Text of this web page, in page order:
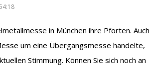
in München ihre Pforten. Auch
um eine Übergangsmesse handelte,
Stimmung. Können Sie sich noch an